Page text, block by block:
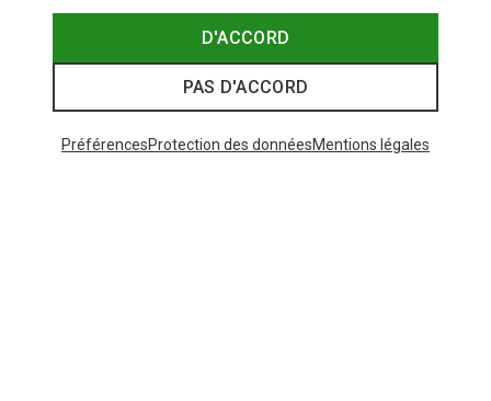
D'ACCORD
PAS D'ACCORD
PréférencesProtection des donnéesMentions légales